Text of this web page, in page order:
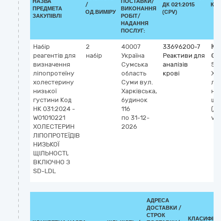
ПРЕДМЕТА
ЗАКУПІВЛІ
/
ОД.ВИМІРУ
ВИКОНАННЯ
РОБІТ/
НАДАННЯ
ПОСЛУГ:
ДК 021:2015
(CPV)
Набір
реагентів для
визначення
ліпопротеїну
холестерину
низької
густини Код
НК 031:2024 -
W01010221
ХОЛЕСТЕРИН
ЛІПОПРОТЕЇДІВ
НИЗЬКОЇ
ЩІЛЬНОСТІ,
ВКЛЮЧНО З
SD-LDL
2
набір
40007
Україна
Сумська
область
Суми вул.
Харківська,
будинок
116
по 31-12-
2026
33696200-7
Реактиви для
аналізів
крові
АДРЕСА
ДОСТАВКИ /
СТРОК